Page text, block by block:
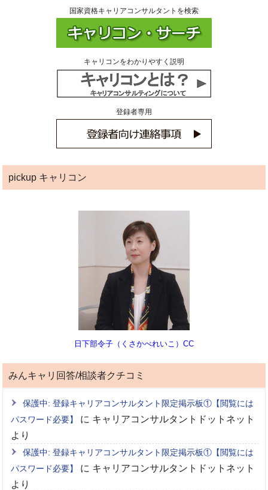
国家資格キャリアコンサルタントを検索
キャリコンをわかりやすく説明
登録者専用
pickup キャリコン
日下部令子（くさかべれいこ）CC
みんキャリ回答/相談者クチコミ
保護中: 登録キャリアコンサルタント限定掲示板①【閲覧には
パスワード必要】
に キャリアコンサルタントドットネット
より
保護中: 登録キャリアコンサルタント限定掲示板①【閲覧には
パスワード必要】
に キャリアコンサルタントドットネット
より